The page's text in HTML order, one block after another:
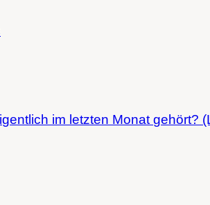
im letzten Monat gehört?